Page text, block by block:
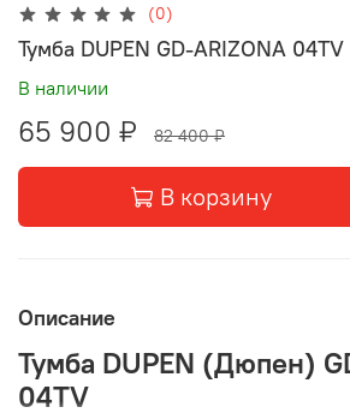
(0)
Тумба DUPEN GD-ARIZONA 04TV
В наличии
65 900 ₽ 82 400 ₽
В корзину
Описание
Тумба DUPEN (Дюпен)
04TV